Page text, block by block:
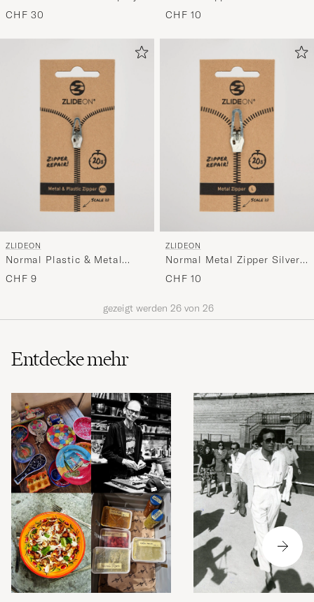
CHF 30
CHF 10
ZLIDEON
Normal Plastic & Metal
Zipper Silver XXS
CHF 9
ZLIDEON
Normal Metal Zipper Silver
L
CHF 10
gezeigt werden 26 von 26
Entdecke mehr